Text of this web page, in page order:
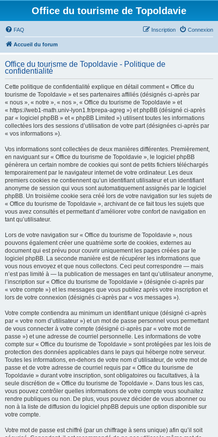
Office du tourisme de Topoldavie
FAQ Connexion
Inscription
Accueil du forum
Office du tourisme de Topoldavie - Politique de
confidentialité
Cette politique de confidentialité explique en détail comment « Office du
tourisme de Topoldavie » et ses partenaires affiliés (désignés ci-après par
« nous », « notre », « nos », « Office du tourisme de Topoldavie » et
« https://web1-math.univ-lyon1.fr/prepa-agreg ») et phpBB (désigné ci-après
par « logiciel phpBB » et « phpBB Limited ») utilisent toutes les informations
collectées lors des sessions d’utilisation de votre part (désignées ci-après par
« vos informations »).
Vos informations sont collectées de deux manières différentes. Premièrement,
en naviguant sur « Office du tourisme de Topoldavie », le logiciel phpBB
génèrera un certain nombre de cookies qui sont de petits fichiers téléchargés
temporairement par le navigateur internet de votre ordinateur. Les deux
premiers cookies ne contiennent qu’un identifiant utilisateur et un identifiant
anonyme de session qui vous sont automatiquement assignés par le logiciel
phpBB. Un troisième cookie sera créé lors de votre navigation sur les sujets de
« Office du tourisme de Topoldavie », archivant de ce fait tous les sujets que
vous avez consultés et permettant d’améliorer votre confort de navigation en
tant qu’utilisateur.
Lors de votre navigation sur « Office du tourisme de Topoldavie », nous
pouvons également créer une quatrième sorte de cookies, externes au
document qui est prévu pour couvrir uniquement les pages créées par le
logiciel phpBB. La seconde manière est de récupérer les informations que
vous nous envoyez et que nous collectons. Ceci peut correspondre — mais
n’est pas limité à — la publication de messages en tant qu’utilisateur anonyme,
l’inscription sur « Office du tourisme de Topoldavie » (désignée ci-après par
« votre compte ») et les messages que vous publiez après votre inscription et
lors de votre connexion (désignés ci-après par « vos messages »).
Votre compte contiendra au minimum un identifiant unique (désigné ci-après
par « votre nom d’utilisateur ») et un mot de passe personnel vous permettant
de vous connecter à votre compte (désigné ci-après par « votre mot de
passe ») et une adresse de courriel personnelle. Les informations de votre
compte sur « Office du tourisme de Topoldavie » sont protégées par les lois de
protection des données applicables dans le pays qui héberge notre serveur.
Toutes les informations, en-dehors de votre nom d’utilisateur, de votre mot de
passe et de votre adresse de courriel requis par « Office du tourisme de
Topoldavie » durant votre inscription, sont obligatoires ou facultatives, à la
seule discrétion de « Office du tourisme de Topoldavie ». Dans tous les cas,
vous pouvez contrôler quelles informations de votre compte vous souhaitez
rendre publiques ou non. De plus, vous pouvez décider de vous abonner ou
non à la liste de diffusion du logiciel phpBB depuis une option disponible sur
votre compte.
Votre mot de passe est chiffré (par un chiffrage à sens unique) afin qu’il soit